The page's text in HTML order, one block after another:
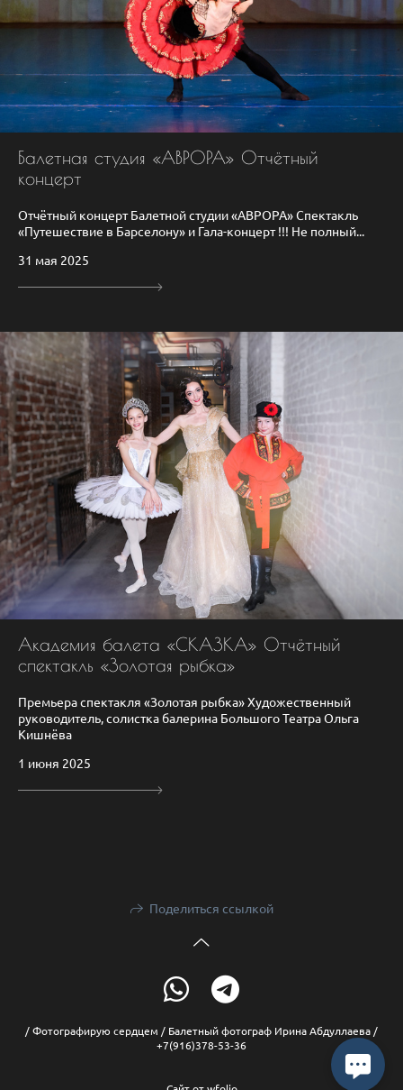
Балетная студия «АВРОРА» Отчётный
концерт
Отчётный концерт Балетной студии «АВРОРА» Спектакль
«Путешествие в Барселону» и Гала-концерт !!! Не полный...
31 мая 2025
Академия балета «СКАЗКА» Отчётный
спектакль «Золотая рыбка»
Премьера спектакля «Золотая рыбка» Художественный
руководитель, солистка балерина Большого Театра Ольга
Кишнёва
1 июня 2025
Поделиться ссылкой
/ Фотографирую сердцем / Балетный фотограф Ирина Абдуллаева /
+7(916)378-53-36